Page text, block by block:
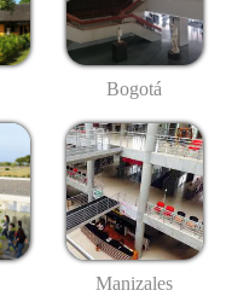
Bogotá
Manizales